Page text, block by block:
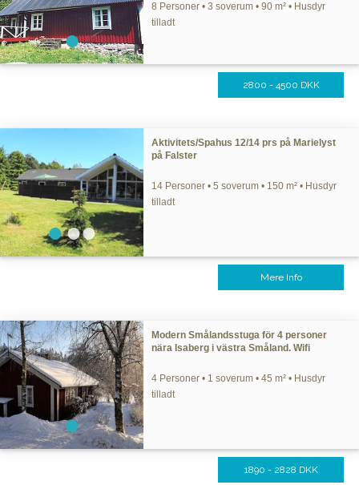
8 Personer • 3 soverum • 90 m² • Husdyr
tilladt
2800 - 4500 DKK
Aktivitets/Spahus 12/14 prs på Marielyst
på Falster
14 Personer • 5 soverum • 150 m² • Husdyr
tilladt
Mere Info
Modern Smålandsstuga för 4 personer
nära Isaberg i västra Småland. Wifi
4 Personer • 1 soverum • 45 m² • Husdyr
tilladt
1890 - 2828 DKK